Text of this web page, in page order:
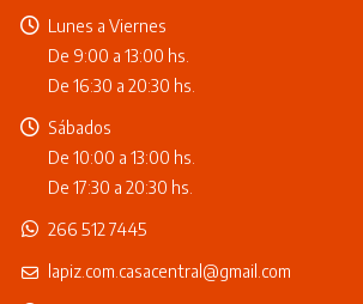
Lunes a Viernes
De 9:00 a 13:00 hs.
De 16:30 a 20:30 hs.
Sábados
De 10:00 a 13:00 hs.
De 17:30 a 20:30 hs.
266 512 7445
lapiz.com.casacentral@gmail.com